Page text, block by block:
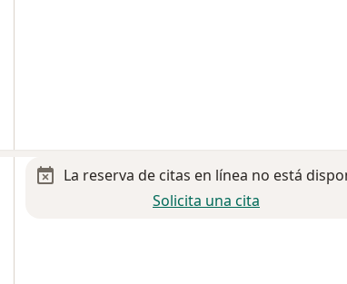
La reserva de citas en línea no está
Solicita una cita